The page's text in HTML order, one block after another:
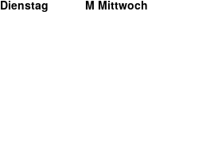
Dienstag M Mittwoch